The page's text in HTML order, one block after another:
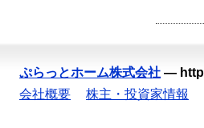
ぷらっとホーム株式会社 —
会社概要
株主・投資家情報